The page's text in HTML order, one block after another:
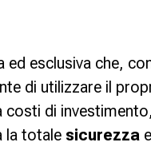
ed esclusiva che,
di utilizzare il
costi di
la totale sicurezza e